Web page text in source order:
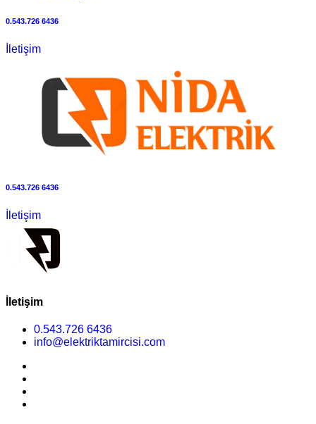
0.543.726 6436
İletişim
0.543.726 6436
İletişim
İletişim
0.543.726 6436
info@elektriktamircisi.com